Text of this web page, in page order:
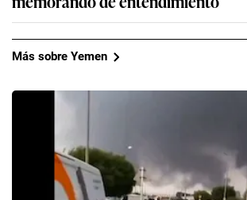
Más sobre Yemen